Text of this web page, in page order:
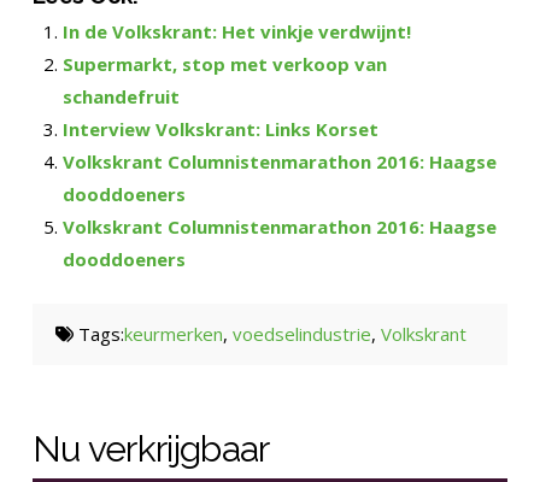
In de Volkskrant: Het vinkje verdwijnt!
Supermarkt, stop met verkoop van
schandefruit
Interview Volkskrant: Links Korset
Volkskrant Columnistenmarathon 2016: Haagse
dooddoeners
Volkskrant Columnistenmarathon 2016: Haagse
dooddoeners
Tags:keurmerken,voedselindustrie,Volkskrant
Nu verkrijgbaar